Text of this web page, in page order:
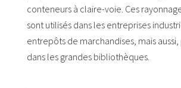
conteneurs à claire-voie. Ces
sont utilisés dans les entreprises
entrepôts de marchandises, mais
dans les grandes bibliothèques.